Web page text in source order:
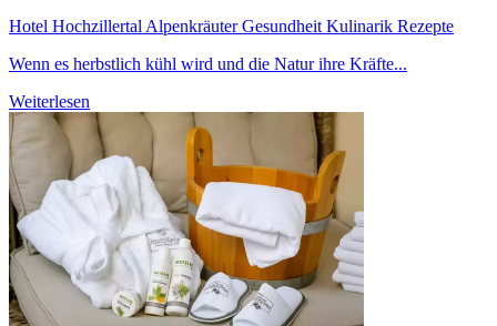
Hotel Hochzillertal Alpenkräuter Gesundheit Kulinarik Rezepte
Wenn es herbstlich kühl wird und die Natur ihre Kräfte...
Weiterlesen